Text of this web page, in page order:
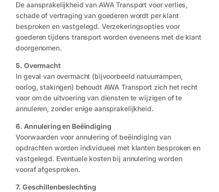
De aansprakelijkheid van AWA Transport voor verlies,
schade of vertraging van goederen wordt per klant
besproken en vastgelegd. Verzekeringsopties voor
goederen tijdens transport worden eveneens met de klant
doorgenomen.
5. Overmacht
In geval van overmacht (bijvoorbeeld natuurrampen,
oorlog, stakingen) behoudt AWA Transport zich het recht
voor om de uitvoering van diensten te wijzigen of te
annuleren, zonder enige aansprakelijkheid.
6. Annulering en Beëindiging
Voorwaarden voor annulering of beëindiging van
opdrachten worden individueel met klanten besproken en
vastgelegd. Eventuele kosten bij annulering worden
vooraf afgesproken.
7. Geschillenbeslechting